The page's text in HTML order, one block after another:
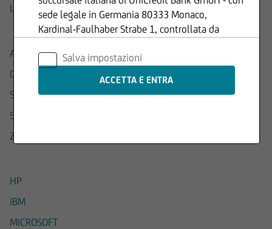
UPS
ARISTA
DOCUSIGN
SALESFORCE.COM
SERVICE NOW
ZOOM
HP
IBM
MICROSOFT
sede legale in Germania 80333 Monaco,
Kardinal-Faulhaber Strabe 1, controllata da
Bancario UniCredit.
I contenuti del Sito - che comprendono dati,
Milano ha facoltà di modificare, in qualsiasi
Salva impostazioni